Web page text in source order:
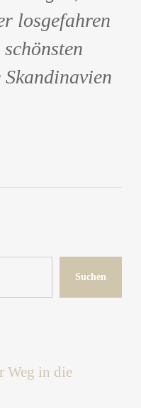
losgefahren
Suchen
Weg in die